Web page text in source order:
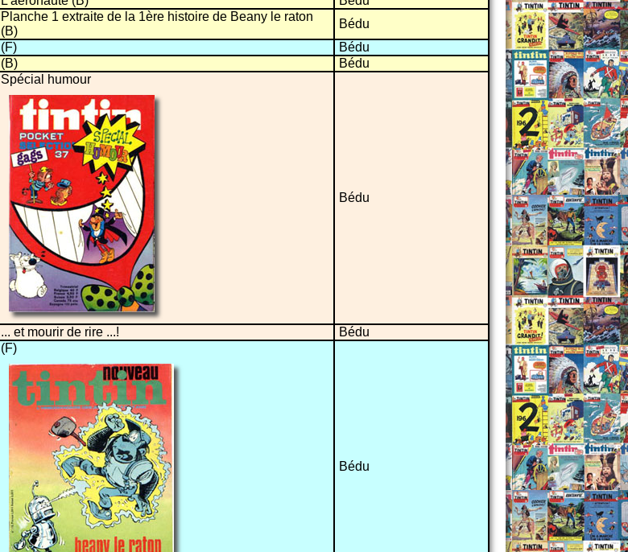
Planche 1 extraite de la 1ère histoire de Beany le raton
(B)
Bédu
(F)
Bédu
(B) Bédu
Spécial humour
Bédu
... et mourir de rire ...! Bédu
(F)
Bédu